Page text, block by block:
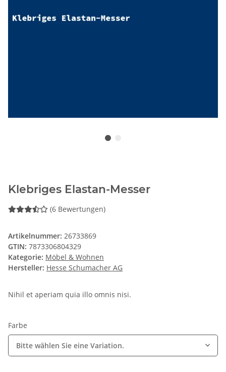
Klebriges Elastan-Messer
(6 Bewertungen)
Artikelnummer: 26733869
GTIN: 7873306804329
Kategorie: Möbel & Wohnen
Hersteller: Hesse Schumacher AG
Nihil et aperiam quia illo omnis nisi.
Farbe
Bitte wählen Sie eine Variation.